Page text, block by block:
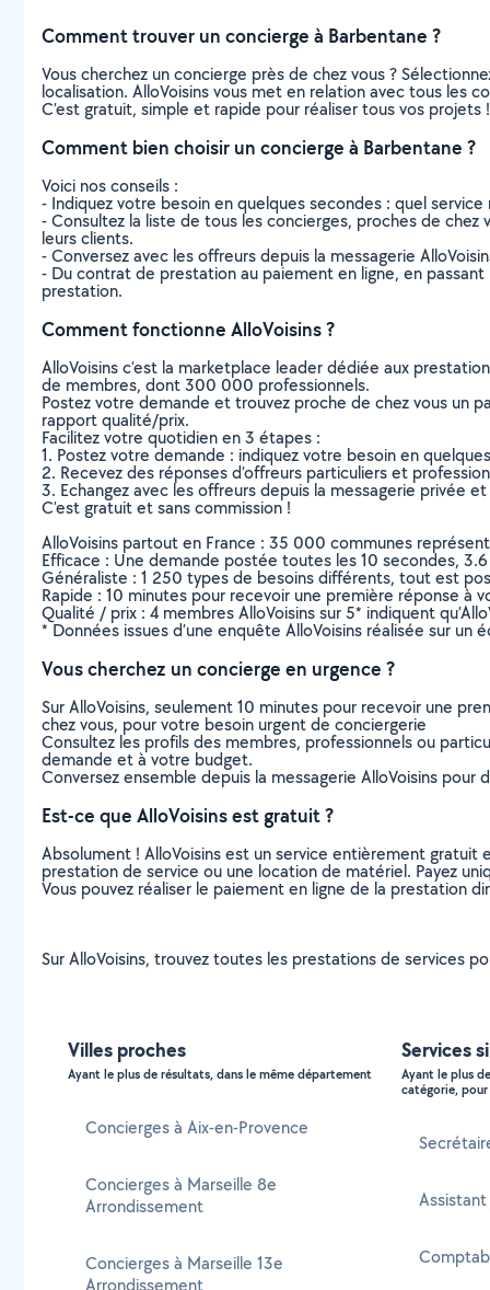
Comment trouver un concierge à Barbentane ?
Vous cherchez un concierge près de chez vous ?
localisation. AlloVoisins vous met en relation avec tous les
C’est gratuit, simple et rapide pour réaliser tous vos projets !
Comment bien choisir un concierge à Barbentane ?
Voici nos conseils :
- Indiquez votre besoin en quelques secondes : quel
- Consultez la liste de tous les concierges, proches de
leurs clients.
- Conversez avec les offreurs depuis la messagerie
- Du contrat de prestation au paiement en ligne, en
prestation.
Comment fonctionne AlloVoisins ?
AlloVoisins c’est la marketplace leader dédiée aux
de membres, dont 300 000 professionnels.
Postez votre demande et trouvez proche de chez vous un
rapport qualité/prix.
Facilitez votre quotidien en 3 étapes :
1. Postez votre demande : indiquez votre besoin en
2. Recevez des réponses d’offreurs particuliers et
3. Echangez avec les offreurs depuis la messagerie privée
C’est gratuit et sans commission !
AlloVoisins partout en France : 35 000 communes
Efficace : Une demande postée toutes les 10 secondes,
Généraliste : 1 250 types de besoins différents, tout est
Rapide : 10 minutes pour recevoir une première réponse à
Qualité / prix : 4 membres AlloVoisins sur 5* indiquent
* Données issues d’une enquête AlloVoisins réalisée sur
Vous cherchez un concierge en urgence ?
Sur AlloVoisins, seulement 10 minutes pour recevoir une
chez vous, pour votre besoin urgent de conciergerie
Consultez les profils des membres, professionnels ou
demande et à votre budget.
Conversez ensemble depuis la messagerie AlloVoisins
Est-ce que AlloVoisins est gratuit ?
Absolument ! AlloVoisins est un service entièrement gratuit
prestation de service ou une location de matériel. Payez
Vous pouvez réaliser le paiement en ligne de la prestation
Sur AlloVoisins, trouvez toutes les prestations de services
Villes proches
Ayant le plus de résultats, dans le même département
Concierges à Aix-en-Provence
Concierges à Marseille 8e
Arrondissement
Concierges à Marseille 13e
Arrondissement
Services
Ayant le plus
catégorie,